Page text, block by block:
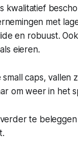
kwalitatief
met
en robuust.
eieren.
caps, vallen
om weer in het
te